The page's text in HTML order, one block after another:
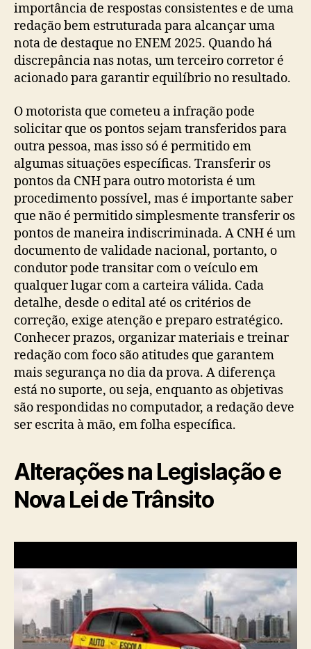
importância de respostas consistentes e de uma
redação bem estruturada para alcançar uma
nota de destaque no ENEM 2025. Quando há
discrepância nas notas, um terceiro corretor é
acionado para garantir equilíbrio no resultado.
O motorista que cometeu a infração pode
solicitar que os pontos sejam transferidos para
outra pessoa, mas isso só é permitido em
algumas situações específicas. Transferir os
pontos da CNH para outro motorista é um
procedimento possível, mas é importante saber
que não é permitido simplesmente transferir os
pontos de maneira indiscriminada. A CNH é um
documento de validade nacional, portanto, o
condutor pode transitar com o veículo em
qualquer lugar com a carteira válida. Cada
detalhe, desde o edital até os critérios de
correção, exige atenção e preparo estratégico.
Conhecer prazos, organizar materiais e treinar
redação com foco são atitudes que garantem
mais segurança no dia da prova. A diferença
está no suporte, ou seja, enquanto as objetivas
são respondidas no computador, a redação deve
ser escrita à mão, em folha específica.
Alterações na Legislação e
Nova Lei de Trânsito